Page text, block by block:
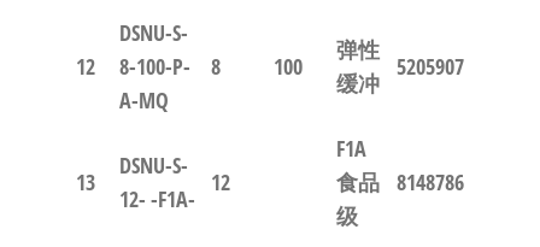
12
DSNU-S-
8-100-P-
A-MQ
8 100
弹性
缓冲
5205907
13
DSNU-S-
12- -F1A-
12
F1A
食品
级
8148786